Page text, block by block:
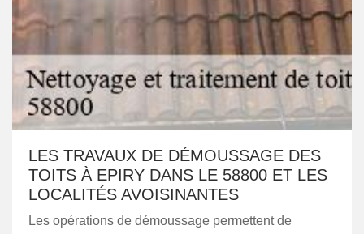
LES TRAVAUX DE DÉMOUSSAGE DES
TOITS À EPIRY DANS LE 58800 ET LES
LOCALITÉS AVOISINANTES
Les opérations de démoussage permettent de